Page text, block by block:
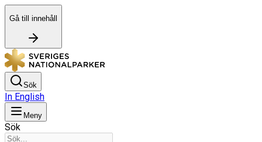
Gå till innehåll
Sök
In English
Meny
Sök